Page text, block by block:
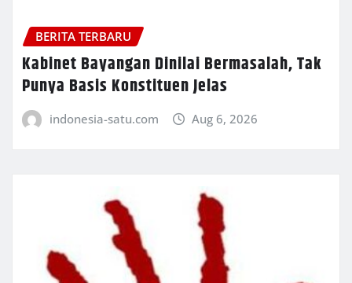
BERITA TERBARU
Kabinet Bayangan Dinilai Bermasalah, Tak
Punya Basis Konstituen Jelas
indonesia-satu.com Aug 6, 2026